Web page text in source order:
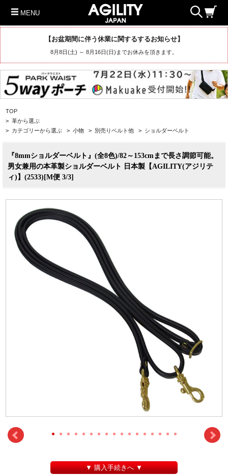
MENU
【お盆期間に伴う休業に関するするお知らせ】
8月8日(土) ～ 8月16日(日)までお休みを頂きます。
TOP
> 革から選ぶ
> カテゴリーから選ぶ > 小物 > 別売りベルト他 > ショルダーベルト
『8mmショルダーベルト』(全8色)/82～153cmまで長さ調節可能。
男女兼用の本革製ショルダーベルト 日本製【AGILITY(アジリテ
ィ)】(2533)[M便 3/3]
▼ 購入手続きへ ▼